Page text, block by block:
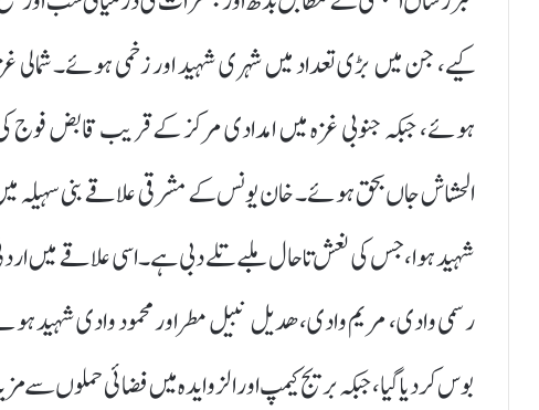
شہید ہوا، جس کی نعش تاحال ملبے تلے دبی ہے۔ اسی علاقے میں
رسمی وادی، مریم وادی، هدیل نبيل مطر اور محمود وادی شہید
بوس کر دیا گیا، جبکہ بریج کیمپ اور الزوایدہ میں فضائی حملوں